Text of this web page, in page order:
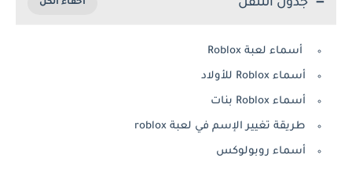
أسماء لعبة Roblox
أسماء Roblox للأولاد
أسماء Roblox بنات
طريقة تغيير الإسم في لعبة roblox
أسماء روبولوكس